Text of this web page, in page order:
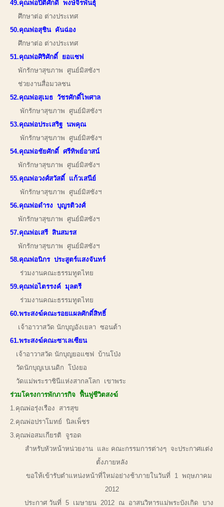
49.คุณพ่อปิติศักดิ์ พงษ์จิรพันธุ์
ศึกษาต่อ ต่างประเทศ
50.คุณพ่อสุชิน คันฉ่อง
ศึกษาต่อ ต่างประเทศ
51.คุณพ่อศิริศักดิ์ ยอแซฟ
พักรักษาสุขภาพ ศูนย์มิสซังฯ
ช่วยงานสื่อมวลชน
52.คุณพ่อสุเมธ วัชรศักดิ์ไพศาล
พักรักษาสุขภาพ ศูนย์มิสซังฯ
53.คุณพ่อประเสริฐ นพคุณ
พักรักษาสุขภาพ ศูนย์มิสซังฯ
54.คุณพ่อชัยศักดิ์ ศรีทิพย์อาสน์
พักรักษาสุขภาพ ศูนย์มิสซังฯ
55.คุณพ่อวงศ์สวัสดิ์ แก้วเสนีย์
พักรักษาสุขภาพ ศูนย์มิสซังฯ
56.คุณพ่อดำรง บุญรติวงศ์
พักรักษาสุขภาพ ศูนย์มิสซังฯ
57.คุณพ่อเสรี สินสมรส
พักรักษาสุขภาพ ศูนย์มิสซังฯ
58.คุณพ่อนิกร ประสูตร์แสงจันทร์
ร่วมงานคณะธรรมทูตไทย
59.คุณพ่อไตรรงค์ มุลตรี
ร่วมงานคณะธรรมทูตไทย
60.พระสงฆ์คณะรอยแผลศักดิ์สิทธิ์
เจ้าอาวาสวัด นักบุญอังเยลา ซอนต้า
61.พระสงฆ์คณะซาเลเซียน
เจ้าอาวาสวัด นักบุญยอแซฟ บ้านโป่ง
วัดนักบุญเบเนดิก โป่งยอ
วัดแม่พระราชินีแห่งสากลโลก เขาพระ
ร่วมโครงการพักภารกิจ ฟื้นฟูชีวิตสงฆ์
1.คุณพ่อรุ่งเรือง สารสุข
2.คุณพ่อปราโมทย์ นิลเพ็ชร
3.คุณพ่อสมเกียรติ จูรอด
สำหรับหัวหน้าหน่วยงาน และ คณะกรรมการต่างๆ จะประกาศแต่ง
ตั้งภายหลัง
ขอให้เข้ารับตำแหน่งหน้าที่ใหม่อย่างช้าภายในวันที่ 1 พฤษภาคม
2012
ประกาศ วันที่ 5 เมษายน 2012 ณ อาสนวิหารแม่พระบังเกิด บาง